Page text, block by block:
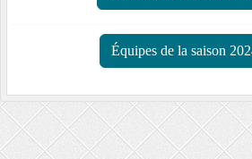
Équipes de la saison